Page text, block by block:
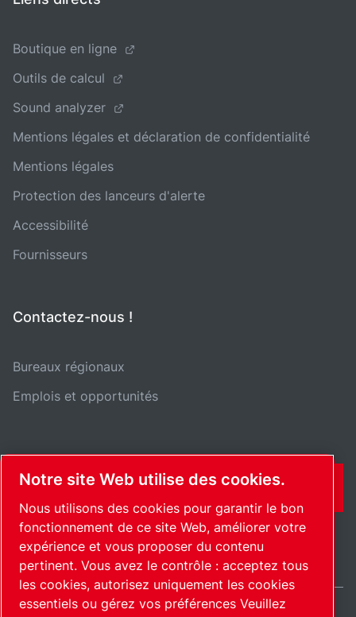
Boutique en ligne
Outils de calcul
Sound analyzer
Mentions légales et déclaration de confidentialité
Mentions légales
Protection des lanceurs d'alerte
Accessibilité
Fournisseurs
Contactez-nous !
Bureaux régionaux
Emplois et opportunités
CONTACT
Notre site Web utilise des cookies.
Nous utilisons des cookies pour garantir le bon
fonctionnement de ce site Web, améliorer votre
expérience et vous proposer du contenu
pertinent. Vous avez le contrôle : acceptez tous
les cookies, autorisez uniquement les cookies
essentiels ou gérez vos préférences Veuillez